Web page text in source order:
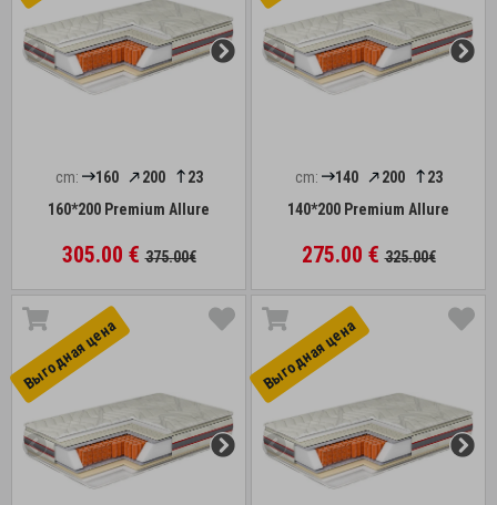
cm: 160 200
23
160*200 Premium Allure
305.00 €375.00€
cm: 140 200
23
140*200 Premium Allure
275.00 €325.00€
Выгоднaя цена Выгоднaя цена